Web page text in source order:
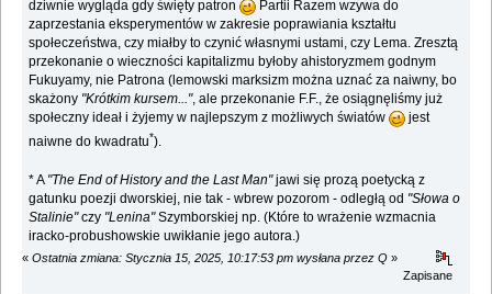
dziwnie wygląda gdy święty patron
Partii Razem wzywa do
zaprzestania eksperymentów w zakresie poprawiania kształtu
społeczeństwa, czy miałby to czynić własnymi ustami, czy Lema. Zresztą
przekonanie o wieczności kapitalizmu byłoby ahistoryzmem godnym
Fukuyamy, nie Patrona (lemowski marksizm można uznać za naiwny, bo
skażony "Krótkim kursem...", ale przekonanie F.F., że osiągnęliśmy już
społeczny ideał i żyjemy w najlepszym z możliwych światów
jest
naiwne do kwadratu*).
* A "The End of History and the Last Man"jawi się prozą poetycką z
gatunku poezji dworskiej, nie tak - wbrew pozorom - odległą od "Słowa o
Stalinie"czy "Lenina"Szymborskiej np. (Które to wrażenie wzmacnia
iracko-probushowskie uwikłanie jego autora.)
« Ostatnia zmiana: Stycznia 15, 2025, 10:17:53 pm wysłana przez Q »
Zapisane